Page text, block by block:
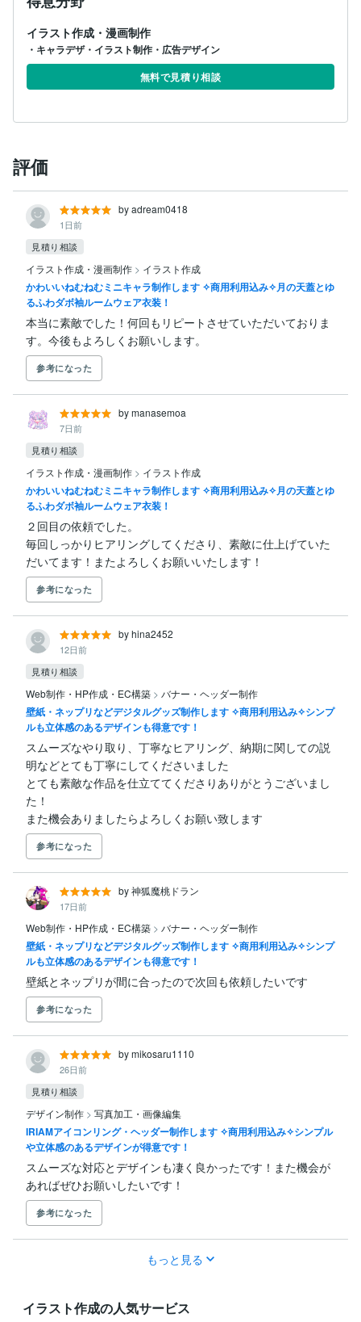
イラスト作成・漫画制作
・キャラデザ・イラスト制作・広告デザイン
無料で見積り相談
評価
by adream0418
1日前
見積り相談
イラスト作成・漫画制作 > イラスト作成
かわいいねむねむミニキャラ制作します ✧商用利用込み✧月の天蓋とゆ
るふわダボ袖ルームウェア衣装！
本当に素敵でした！何回もリピートさせていただいておりま
す。今後もよろしくお願いします。
参考になった
by manasemoa
7日前
見積り相談
イラスト作成・漫画制作 > イラスト作成
かわいいねむねむミニキャラ制作します ✧商用利用込み✧月の天蓋とゆ
るふわダボ袖ルームウェア衣装！
２回目の依頼でした。
毎回しっかりヒアリングしてくださり、素敵に仕上げていた
だいてます！またよろしくお願いいたします！
参考になった
by hina2452
12日前
見積り相談
Web制作・HP作成・EC構築 > バナー・ヘッダー制作
壁紙・ネップリなどデジタルグッズ制作します ✧商用利用込み✧シンプ
ルも立体感のあるデザインも得意です！
スムーズなやり取り、丁寧なヒアリング、納期に関しての説
明などとても丁寧にしてくださいました
とても素敵な作品を仕立ててくださりありがとうございまし
た！
また機会ありましたらよろしくお願い致します
参考になった
by 神狐魔桃ドラン
17日前
Web制作・HP作成・EC構築 > バナー・ヘッダー制作
壁紙・ネップリなどデジタルグッズ制作します ✧商用利用込み✧シンプ
ルも立体感のあるデザインも得意です！
壁紙とネップリが間に合ったので次回も依頼したいです
参考になった
by mikosaru1110
26日前
見積り相談
デザイン制作 > 写真加工・画像編集
IRIAMアイコンリング・ヘッダー制作します ✧商用利用込み✧シンプル
や立体感のあるデザインが得意です！
スムーズな対応とデザインも凄く良かったです！また機会が
あればぜひお願いしたいです！
参考になった
もっと見る
イラスト作成の人気サービス